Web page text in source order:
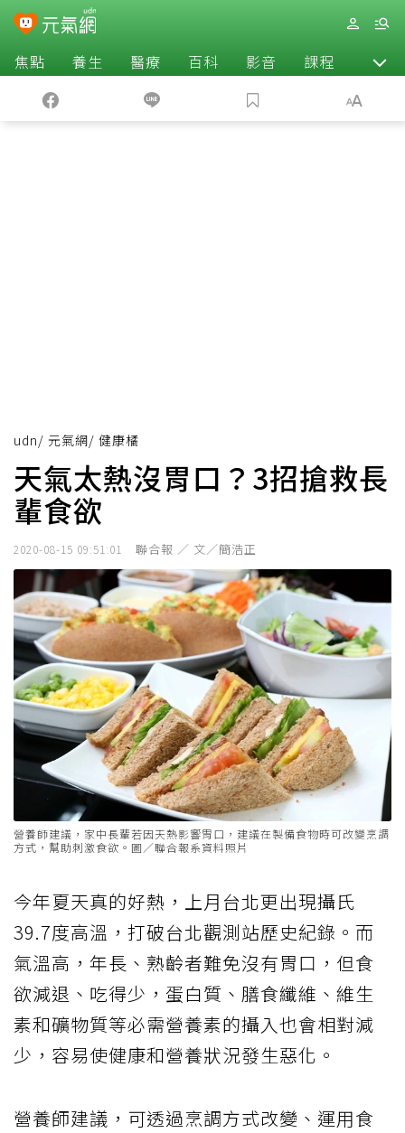
焦點 養生 醫療 百科 影音 課程 退休
udn/ 元氣網/ 健康橘
天氣太熱沒胃口？3招搶救長
輩食欲
2020-08-15 09:51:01 聯合報 ／ 文／簡浩正
營養師建議，家中長輩若因天熱影響胃口，建議在製備食物時可改變烹調
方式，幫助刺激食欲。圖／聯合報系資料照片
今年夏天真的好熱，上月台北更出現攝氏
39.7度高溫，打破台北觀測站歷史紀錄。而
氣溫高，年長、熟齡者難免沒有胃口，但食
欲減退、吃得少，蛋白質、膳食纖維、維生
素和礦物質等必需營養素的攝入也會相對減
少，容易使健康和營養狀況發生惡化。
營養師建議，可透過烹調方式改變、運用食